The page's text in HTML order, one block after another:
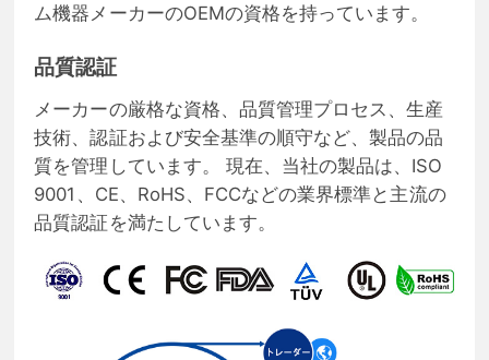
ム機器メーカーのOEMの資格を持っています。
品質認証
メーカーの厳格な資格、品質管理プロセス、生産
技術、認証および安全基準の順守など、製品の品
質を管理しています。 現在、当社の製品は、ISO
9001、CE、RoHS、FCCなどの業界標準と主流の
品質認証を満たしています。